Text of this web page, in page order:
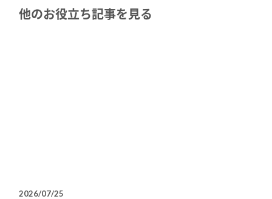
他のお役立ち記事を見る
2026/07/25